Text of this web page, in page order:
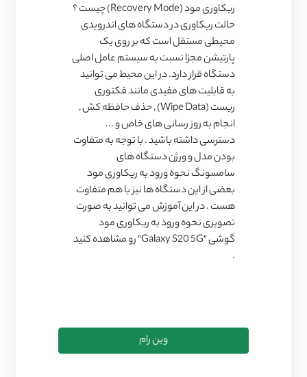
ریکاوری مود (Recovery Mode) چیست ؟
حالت ریکاوری در دستگاه های اندرویدی
محیطی مستقل است که بر روی یک
پارتیشن مجزا نسبت به سیستم عامل اصلی
دستگاه قرار دارد. در این محیط می توانید
به قابلیت های مفیدی مانند فکتوری
ریست (Wipe Data) , حذف حافظه کش ,
انجام به روز رسانی های خاص و ...
دسترسی داشته باشید . با توجه به متفاوت
بودن مدل و ورژن دستگاه های
سامسونگ نحوه ورود به ریکاوری مود
بعضی از این دستگاه ها نیز با هم متفاوت
هست . در این آموزش می توانید به صورت
تصویری نحوه ورود به ریکاوری مود
گوشی "Galaxy S20 5G" رو مشاهده کنید
.
وین رام